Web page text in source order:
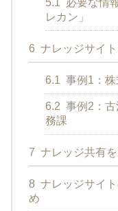
レカン」
6 ナレッジサイ
6.1 事例1：株
6.2 事例2：
務課
7 ナレッジ共有
8 ナレッジサイ
め